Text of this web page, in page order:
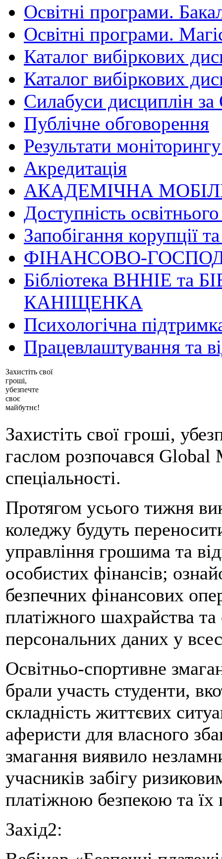
Освітні програми.
Освітні програми.
Каталог вибіркових
Каталог вибіркових
Силабуси дисциплін
Публічне обговорення
Результати
Акредитація
АКАДЕМІЧНА
Доступність
Запобігання корупції
ФІНАНСОВО-
Бібліотека ВННІЕ та
КАНІЩЕНКА
Психологічна
Працевлаштування та
Захистіть свої
гроші,
убезпечте
своє
майбутнє!
Захистіть свої гроші,
гаслом розпочався
спеціальності.
Протягом усього тижня
коледжу будуть
управління грошима та
особистих фінансів;
безпечних фінансових
платіжного шахрайства
персональних даних у
Освітньо-спортивне
брали участь студенти,
складність життєвих
аферисти для власного
змагання виявило
учасників забігу
платіжною безпекою та їх
Захід2: